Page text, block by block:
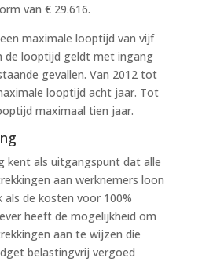
van € 29.616.
maximale looptijd van vijf
de looptijd geldt met ingang
gevallen. Van 2012 tot
looptijd acht jaar. Tot
maximaal tien jaar.
kent als uitgangspunt dat alle
aan werknemers loon
de kosten voor 100%
heeft de mogelijkheid om
aan te wijzen die
belastingvrij vergoed